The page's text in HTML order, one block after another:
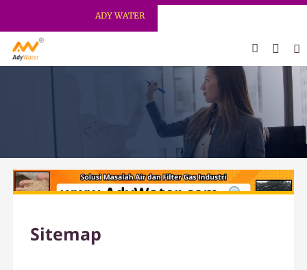
ADY WATER | JERNIHKAN HIDUP
Sitemap